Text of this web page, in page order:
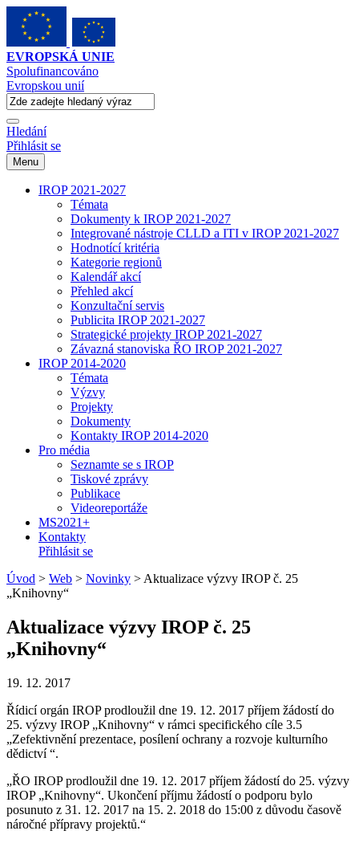
EVROPSKÁ UNIE
Spolufinancováno
Evropskou unií
Hledání
Přihlásit se
Menu
IROP 2021-2027
Témata
Dokumenty k IROP 2021-2027
Integrované nástroje CLLD a ITI v IROP 2021-2027
Hodnotící kritéria
Kategorie regionů
Kalendář akcí
Přehled akcí
Konzultační servis
Publicita IROP 2021-2027
Strategické projekty IROP 2021-2027
Závazná stanoviska ŘO IROP 2021-2027
IROP 2014-2020
Témata
Výzvy
Projekty
Dokumenty
Kontakty IROP 2014-2020
Pro média
Seznamte se s IROP
Tiskové zprávy
Publikace
Videoreportáže
MS2021+
Kontakty
Přihlásit se
Úvod > Web > Novinky > Aktualizace výzvy IROP č. 25
„Knihovny“
Aktualizace výzvy IROP č. 25
„Knihovny“
19. 12. 2017
Řídicí orgán IROP prodloužil dne 19. 12. 2017 příjem žádostí do
25. výzvy IROP „Knihovny“ v rámci specifického cíle 3.5
„Zefektivnění prezentace, posílení ochrany a rozvoje kulturního
dědictví “.
„ŘO IROP prodloužil dne 19. 12. 2017 příjem žádostí do 25. výzvy
IROP „Knihovny“. Ukončení příjmu žádostí o podporu bylo
posunuto z 31. 12. 2017 na 15. 2. 2018 do 15:00 z důvodu časově
náročné přípravy projektů.“